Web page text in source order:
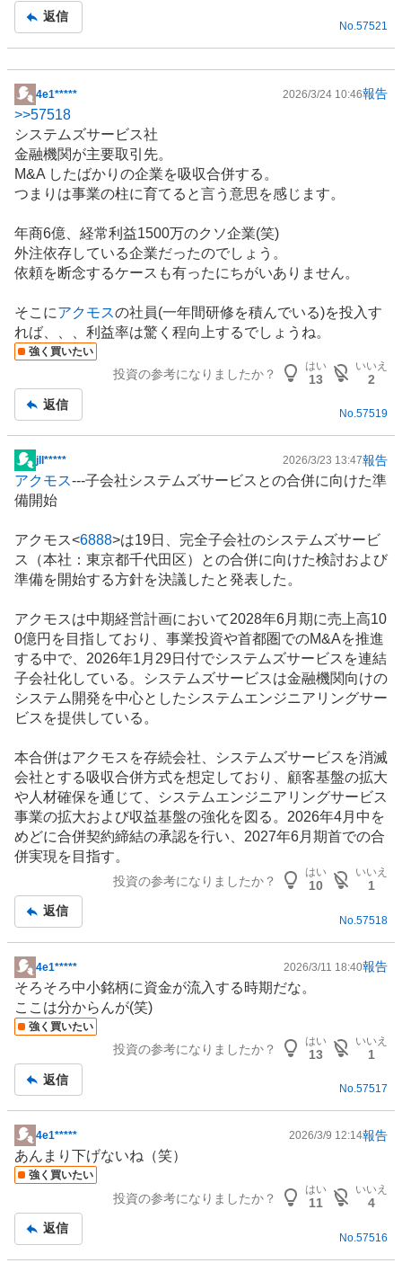
返信
No. 57521
掲
示
板
記
事
4e1***** 2026/3/24 10:46報告
>>57518
システムズサービス社
金融機関が主要取引先。
M&A したばかりの企業を吸収合併する。
つまりは事業の柱に育てると言う意思を感じます。
年商6億、経常利益1500万のクソ企業(笑)
外注依存している企業だったのでしょう。
依頼を断念するケースも有ったにちがいありません。
そこにアクモスの社員(一年間研修を積んでいる)を投入す
れば、、、利益率は驚く程向上するでしょうね。
強く買いたい
投資の参考になりましたか？
はい
13
いいえ
2
返信
No.57519
掲
示
板
事
​jll***** 2026/3/23 13:47報告
アクモス---子会社システムズサービスとの合併に向けた準
備開始
アクモス<6888>は19日、完全子会社のシステムズサービ
ス（本社：東京都千代田区）との合併に向けた検討および
準備を開始する方針を決議したと発表した。
アクモスは中期経営計画において2028年6月期に売上高10
0億円を目指しており、事業投資や首都圏でのM&Aを推進
する中で、2026年1月29日付でシステムズサービスを連結
子会社化している。システムズサービスは金融機関向けの
システム開発を中心としたシステムエンジニアリングサー
ビスを提供している。
本合併はアクモスを存続会社、システムズサービスを消滅
会社とする吸収合併方式を想定しており、顧客基盤の拡大
や人材確保を通じて、システムエンジニアリングサービス
事業の拡大および収益基盤の強化を図る。2026年4月中を
めどに合併契約締結の承認を行い、2027年6月期首での合
併実現を目指す。
投資の参考になりましたか？
はい
10
いいえ
1
返信
No. 57518
掲
示
板
記
4e1***** 2026/3/11 18:40報告
そろそろ中小銘柄に資金が流入する時期だな。
ここは分からんが(笑)
強く買いたい
投資の参考になりましたか？
はい
13
いいえ
1
返信
No.57517
掲
示
板
4e1***** 2026/3/9 12:14報告
あんまり下げないね（笑）
強く買いたい
投資の参考になりましたか？
はい
11
いいえ
4
返信
No. 57516